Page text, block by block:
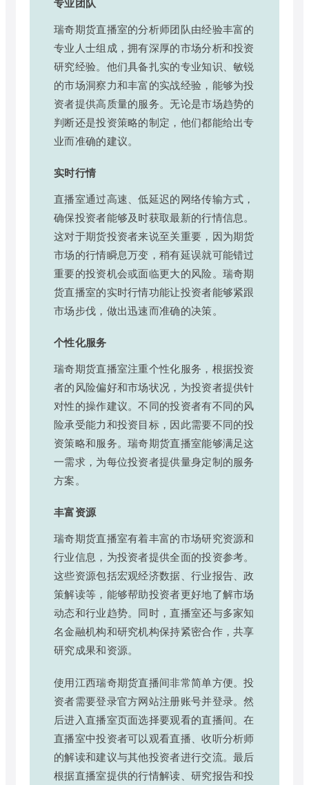
专业团队
瑞奇期货直播室的分析师团队由经验丰富的
专业人士组成，拥有深厚的市场分析和投资
研究经验。他们具备扎实的专业知识、敏锐
的市场洞察力和丰富的实战经验，能够为投
资者提供高质量的服务。无论是市场趋势的
判断还是投资策略的制定，他们都能给出专
业而准确的建议。
实时行情
直播室通过高速、低延迟的网络传输方式，
确保投资者能够及时获取最新的行情信息。
这对于期货投资者来说至关重要，因为期货
市场的行情瞬息万变，稍有延误就可能错过
重要的投资机会或面临更大的风险。瑞奇期
货直播室的实时行情功能让投资者能够紧跟
市场步伐，做出迅速而准确的决策。
个性化服务
瑞奇期货直播室注重个性化服务，根据投资
者的风险偏好和市场状况，为投资者提供针
对性的操作建议。不同的投资者有不同的风
险承受能力和投资目标，因此需要不同的投
资策略和服务。瑞奇期货直播室能够满足这
一需求，为每位投资者提供量身定制的服务
方案。
丰富资源
瑞奇期货直播室有着丰富的市场研究资源和
行业信息，为投资者提供全面的投资参考。
这些资源包括宏观经济数据、行业报告、政
策解读等，能够帮助投资者更好地了解市场
动态和行业趋势。同时，直播室还与多家知
名金融机构和研究机构保持紧密合作，共享
研究成果和资源。
使用江西瑞奇期货直播间非常简单方便。投
资者需要登录官方网站注册账号并登录。然
后进入直播室页面选择要观看的直播间。在
直播室中投资者可以观看直播、收听分析师
的解读和建议与其他投资者进行交流。最后
根据直播室提供的行情解读、研究报告和投